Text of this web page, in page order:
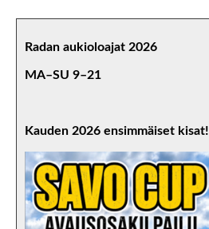
Radan aukioloajat 2026
MA–SU 9–21
Kauden 2026 ensimmäiset kisat!